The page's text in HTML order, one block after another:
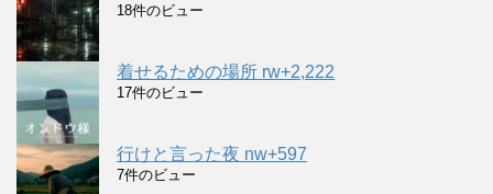
18件のビュー
着せるための場所 rw+2,222
17件のビュー
行けと言った夜 nw+597
7件のビュー